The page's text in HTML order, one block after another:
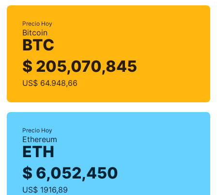
Precio Hoy
Bitcoin
BTC
$ 205,070,845
US$ 64.948,66
Precio Hoy
Ethereum
ETH
$ 6,052,450
US$ 1916,89